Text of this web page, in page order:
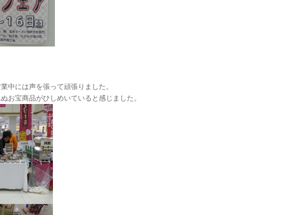
中には声を張って頑張りました。
お宝商品がひしめいていると感じました。